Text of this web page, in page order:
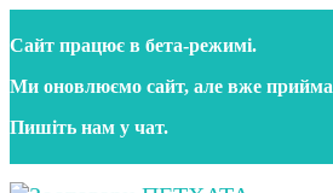
до
контенту
Сайт працює в бета‑режимі.
Ми оновлюємо сайт, але вже
Пишіть нам у чат.